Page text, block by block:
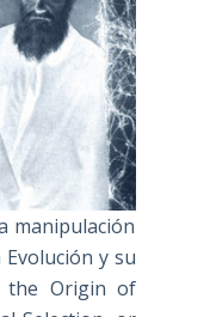
manipulación
y su
the Origin of